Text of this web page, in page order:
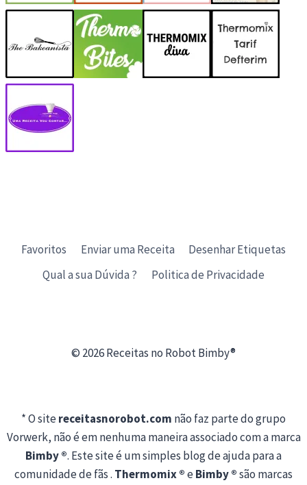
Favoritos Enviar uma Receita
Desenhar Etiquetas
Qual a sua Dúvida ?
Politica de Privacidade
© 2026 Receitas no Robot Bimby®
* O sitereceitasnorobot.com não faz parte do grupo
Vorwerk, não é em nenhuma maneira associado com a marca
Bimby ®. Este site é um simples blog de ajuda para a
comunidade de fãs . Thermomix ®eBimby ®são marcas